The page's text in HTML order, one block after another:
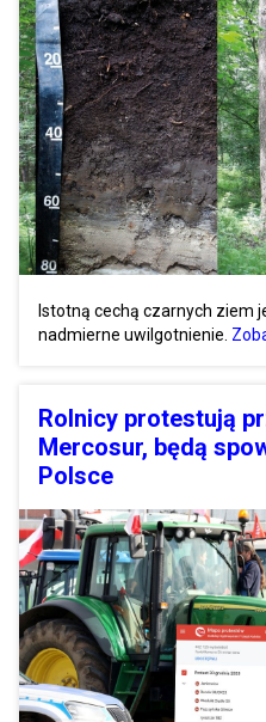
Istotną cechą czarnych ziem
nadmierne uwilgotnienie.
Rolnicy protestują
Mercosur, będą
Polsce